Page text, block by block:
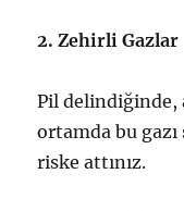
2. Zehirli Gazlar
Pil delindiğinde,
ortamda bu gazı
riske attınız.